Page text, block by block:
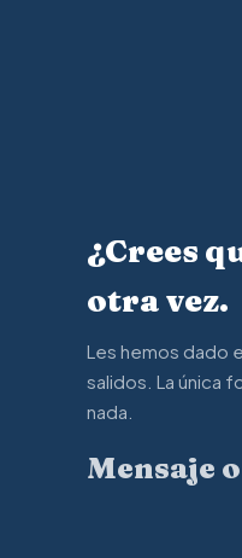
¿Crees
otra vez.
Les hemos dado
salidos. La única
nada.
Mensaje